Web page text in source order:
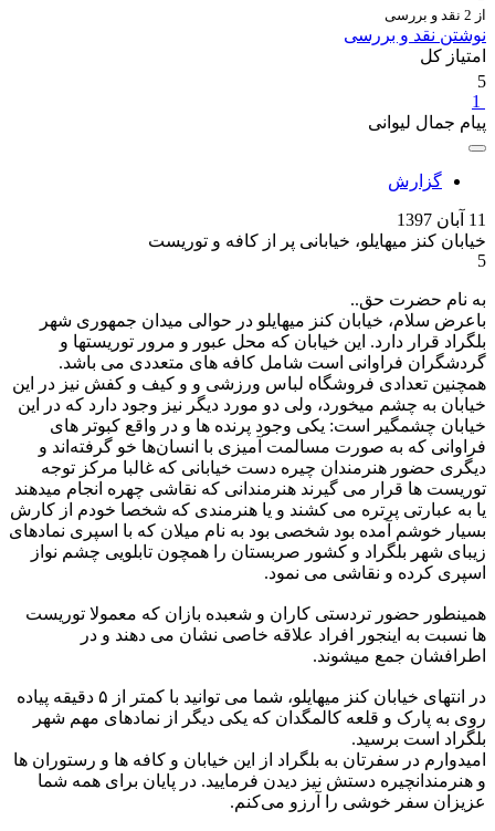
از 2 نقد و بررسی
نوشتن نقد و بررسی
امتیاز کل
5
1
پیام جمال لیوانی
گزارش
11 آبان 1397
خیابان کنز میهایلو، خیابانی پر از کافه و توریست
5
به نام حضرت حق..
باعرض سلام، خیابان کنز میهایلو در حوالی میدان جمهوری شهر
بلگراد قرار دارد. این خیابان که محل عبور و مرور توریستها و
گردشگران فراوانی است شامل کافه های متعددی می باشد.
همچنین تعدادی فروشگاه لباس ورزشی و و کیف و کفش نیز در این
خیابان به چشم میخورد، ولی دو مورد دیگر نیز وجود دارد که در این
خیابان چشمگیر است: یکی وجود پرنده ها و در واقع کبوتر های
فراوانی که به صورت مسالمت آمیزی با انسان‌ها خو گرفته‌اند و
دیگری حضور هنرمندان چیره دست خیابانی که غالبا مرکز توجه
توریست ها قرار می گیرند هنرمندانی که نقاشی چهره انجام میدهند
یا به عبارتی پرتره می کشند و یا هنرمندی که شخصا خودم از کارش
بسیار خوشم آمده بود شخصی بود به نام میلان که با اسپری نمادهای
زیبای شهر بلگراد و کشور صربستان را همچون تابلویی چشم نواز
اسپری کرده و نقاشی می نمود.
همینطور حضور تردستی کاران و شعبده بازان که معمولا توریست
ها نسبت به اینجور افراد علاقه خاصی نشان می دهند و در
اطرافشان جمع میشوند.
در انتهای خیابان کنز میهایلو، شما می توانید با کمتر از ۵ دقیقه پیاده
روی به پارک و قلعه کالمگدان که یکی دیگر از نمادهای مهم شهر
بلگراد است برسید.
امیدوارم در سفرتان به بلگراد از این خیابان و کافه ها و رستوران ها
و هنرمندانچیره دستش نیز دیدن فرمایید. در پایان برای همه شما
عزیزان سفر خوشی را آرزو می‌کنم.